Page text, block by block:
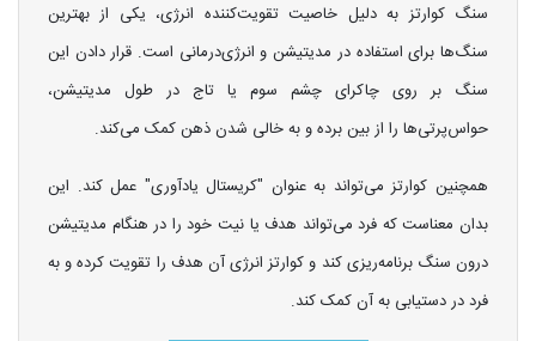
سنگ کوارتز به دلیل خاصیت تقویت‌کننده انرژی، یکی از بهترین
سنگ‌ها برای استفاده در مدیتیشن و انرژی‌درمانی است. قرار دادن این
سنگ بر روی چاکرای چشم سوم یا تاج در طول مدیتیشن،
حواس‌پرتی‌ها را از بین برده و به خالی شدن ذهن کمک می‌کند.
همچنین کوارتز می‌تواند به عنوان "کریستال یادآوری" عمل کند. این
بدان معناست که فرد می‌تواند هدف یا نیت خود را در هنگام مدیتیشن
درون سنگ برنامه‌ریزی کند و کوارتز انرژی آن هدف را تقویت کرده و به
فرد در دستیابی به آن کمک کند.